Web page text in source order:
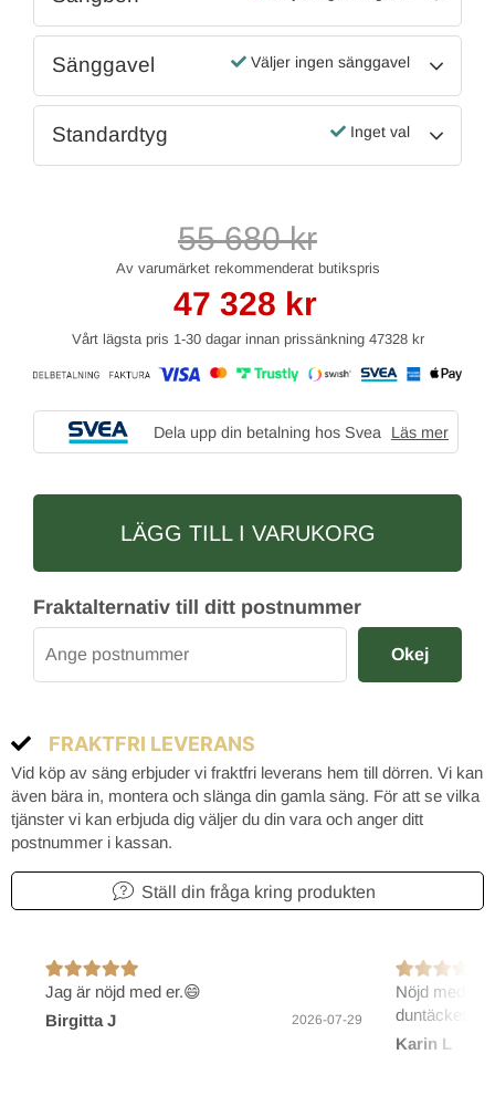
Jag är nöjd med er.😄
Birgitta J
2026-07-29
Nöjd med
duntäcket.
Karin L
Sänggavel Väljer ingen sänggavel
Standardtyg Inget val
55 680kr
47 328 kr
Vårt lägsta pris 1-30 dagar innan prissänkning 47328 kr
Dela upp din betalning hos Svea Läs mer
LÄGG TILL I VARUKORG
Fraktalternativ till ditt postnummer
Okej
FRAKTFRI LEVERANS
Vid köp av säng erbjuder vi fraktfri leverans hem till dörren. Vi kan
även bära in, montera och slänga din gamla säng. För att se vilka
tjänster vi kan erbjuda dig väljer du din vara och anger ditt
postnummer i kassan.
Ställ din fråga kring produkten